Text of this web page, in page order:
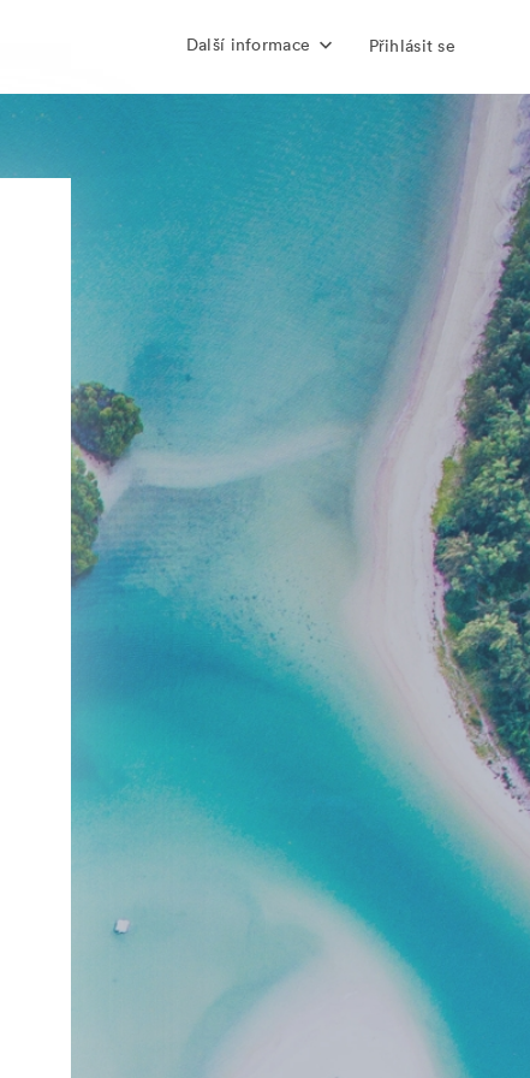
Další informace Přihlásit se